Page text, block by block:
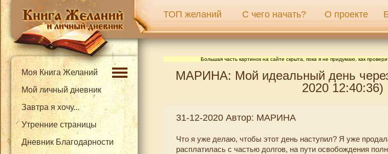
ТОП желаний С чего начать? О проекте
Моя Книга Желаний
Мой личный дневник
Завтра я хочу...
Утренние страницы
Дневник Благодарности
Большая часть картинок на сайте скрыта, пока я не придумаю, как
МАРИНА: Мой идеальный день через
2020 12:40:36)
31-12-2020 Автор: МАРИНА
Что я уже делаю, чтобы этот день наступил? Я уже
расплатилась с частью долгов, на пути освобождения